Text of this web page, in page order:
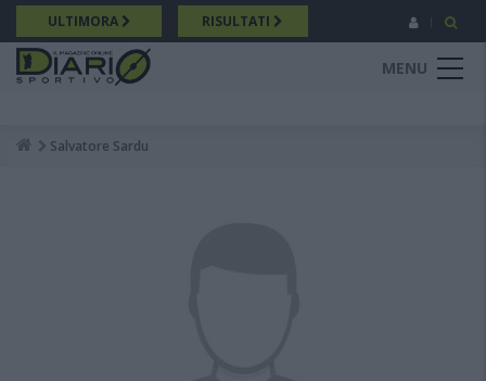
Salta
al
contenuto
principale
ULTIMORA RISULTATI
MENU
Breadcrumb
Salvatore Sardu